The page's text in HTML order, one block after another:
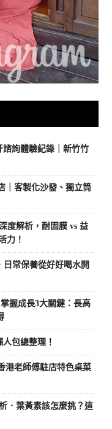
詢體驗紀錄｜新竹竹
｜客製化沙發、獨立筒
度解析，耐固膜 vs 益
力！
常保養從好好喝水開
握成長3大關鍵：長高
包總整理！
港老師傅駐店特色桌菜
．葉黃素該怎麼挑？這